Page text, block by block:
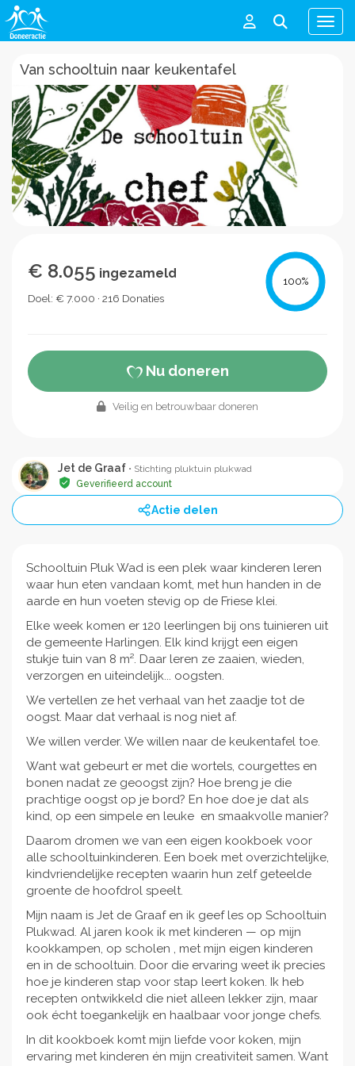
Menu
Van schooltuin naar keukentafel
€ 8.055 ingezameld
Doel: € 7.000 · 216 Donaties
100%
Nu doneren
Veilig en betrouwbaar doneren
Jet de Graaf • Stichting pluktuin plukwad
Geverifieerd account
Actie delen
Schooltuin Pluk Wad is een plek waar kinderen leren
waar hun eten vandaan komt, met hun handen in de
aarde en hun voeten stevig op de Friese klei.
Elke week komen er 120 leerlingen bij ons tuinieren uit
de gemeente Harlingen. Elk kind krijgt een eigen
stukje tuin van 8 m². Daar leren ze zaaien, wieden,
verzorgen en uiteindelijk... oogsten.
We vertellen ze het verhaal van het zaadje tot de
oogst. Maar dat verhaal is nog niet af.
We willen verder. We willen naar de keukentafel toe.
Want wat gebeurt er met die wortels, courgettes en
bonen nadat ze geoogst zijn? Hoe breng je die
prachtige oogst op je bord? En hoe doe je dat als
kind, op een simpele en leuke en smaakvolle manier?
Daarom dromen we van een eigen kookboek voor
alle schooltuinkinderen. Een boek met overzichtelijke,
kindvriendelijke recepten waarin hun zelf geteelde
groente de hoofdrol speelt.
Mijn naam is Jet de Graaf en ik geef les op Schooltuin
Plukwad. Al jaren kook ik met kinderen — op mijn
kookkampen, op scholen , met mijn eigen kinderen
en in de schooltuin. Door die ervaring weet ik precies
hoe je kinderen stap voor stap leert koken. Ik heb
recepten ontwikkeld die niet alleen lekker zijn, maar
ook écht toegankelijk en haalbaar voor jonge chefs.
In dit kookboek komt mijn liefde voor koken, mijn
ervaring met kinderen én mijn creativiteit samen. Want